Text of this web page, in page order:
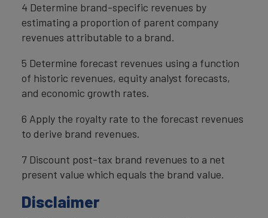
4 Determine brand-specific revenues by
estimating a proportion of parent company
revenues attributable to a brand.
5 Determine forecast revenues using a function
of historic revenues, equity analyst forecasts,
and economic growth rates.
6 Apply the royalty rate to the forecast revenues
to derive brand revenues.
7 Discount post-tax brand revenues to a net
present value which equals the brand value.
Disclaimer